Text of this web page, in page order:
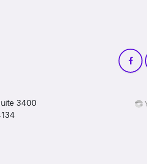
3400